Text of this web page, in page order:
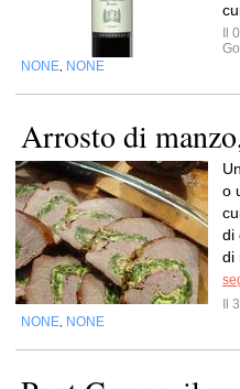
Il
NONE NONE
Arrosto di
o
di
di
Il
NONE NONE